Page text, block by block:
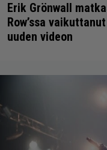
Erik Grönwall
Row’ssa
uuden videon